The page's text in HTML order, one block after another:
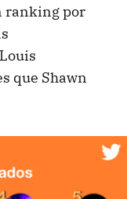
ranking por
que Shawn